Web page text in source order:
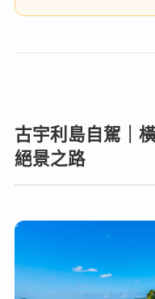
古宇利島自駕｜
絕景之路